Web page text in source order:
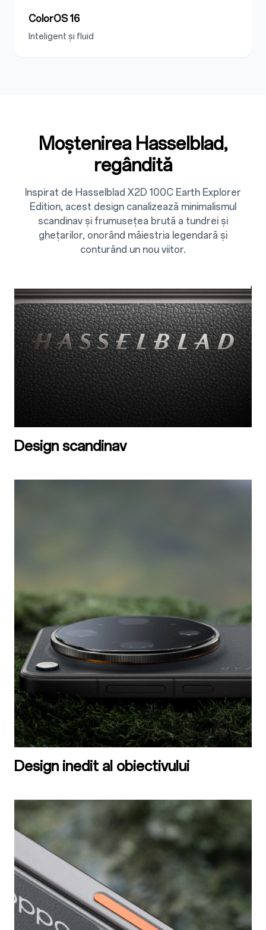
ColorOS 16
Inteligent și fluid
Moștenirea Hasselblad,
regândită
Inspirat de Hasselblad X2D 100C Earth Explorer
Edition, acest design canalizează minimalismul
scandinav și frumusețea brută a tundrei și
ghețarilor, onorând măiestria legendară și
conturând un nou viitor.
Design scandinav
Design inedit al obiectivului